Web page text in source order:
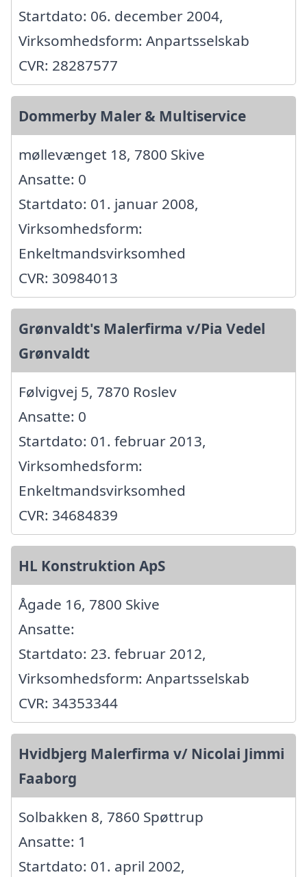
Startdato: 06. december 2004,
Virksomhedsform: Anpartsselskab
CVR: 28287577
Dommerby Maler & Multiservice
møllevænget 18, 7800 Skive
Ansatte: 0
Startdato: 01. januar 2008,
Virksomhedsform:
Enkeltmandsvirksomhed
CVR: 30984013
Grønvaldt's Malerfirma v/Pia Vedel
Grønvaldt
Følvigvej 5, 7870 Roslev
Ansatte: 0
Startdato: 01. februar 2013,
Virksomhedsform:
Enkeltmandsvirksomhed
CVR: 34684839
HL Konstruktion ApS
Ågade 16, 7800 Skive
Ansatte:
Startdato: 23. februar 2012,
Virksomhedsform: Anpartsselskab
CVR: 34353344
Hvidbjerg Malerfirma v/ Nicolai Jimmi
Faaborg
Solbakken 8, 7860 Spøttrup
Ansatte: 1
Startdato: 01. april 2002,